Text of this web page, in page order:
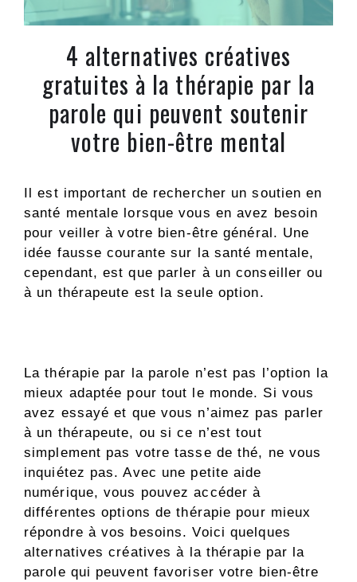
4 alternatives créatives
gratuites à la thérapie par la
parole qui peuvent soutenir
votre bien-être mental
Il est important de rechercher un soutien en
santé mentale lorsque vous en avez besoin
pour veiller à votre bien-être général. Une
idée fausse courante sur la santé mentale,
cependant, est que parler à un conseiller ou
à un thérapeute est la seule option.
La thérapie par la parole n’est pas l’option la
mieux adaptée pour tout le monde. Si vous
avez essayé et que vous n’aimez pas parler
à un thérapeute, ou si ce n’est tout
simplement pas votre tasse de thé, ne vous
inquiétez pas. Avec une petite aide
numérique, vous pouvez accéder à
différentes options de thérapie pour mieux
répondre à vos besoins. Voici quelques
alternatives créatives à la thérapie par la
parole qui peuvent favoriser votre bien-être